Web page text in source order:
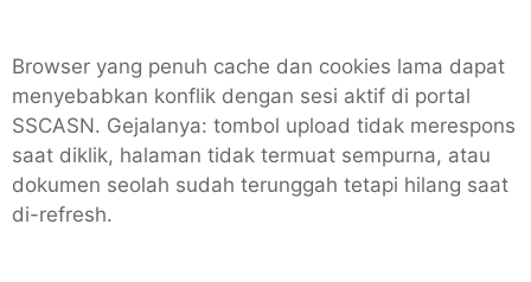
Browser yang penuh cache dan cookies lama dapat
menyebabkan konflik dengan sesi aktif di portal
SSCASN. Gejalanya: tombol upload tidak merespons
saat diklik, halaman tidak termuat sempurna, atau
dokumen seolah sudah terunggah tetapi hilang saat
di-refresh.